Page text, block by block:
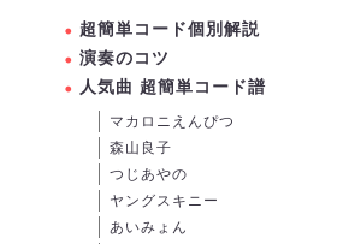
超簡単コード個別解説
演奏のコツ
人気曲 超簡単コード譜
マカロニえんぴつ
森山良子
つじあやの
ヤングスキニー
あいみょん